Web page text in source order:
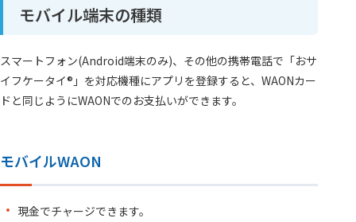
モバイル端末の種類
スマートフォン(Android端末のみ)、その他の携帯電話で「おサ
イフケータイ®」を対応機種にアプリを登録すると、WAONカー
ドと同じようにWAONでのお支払いができます。
モバイルWAON
現金でチャージできます。